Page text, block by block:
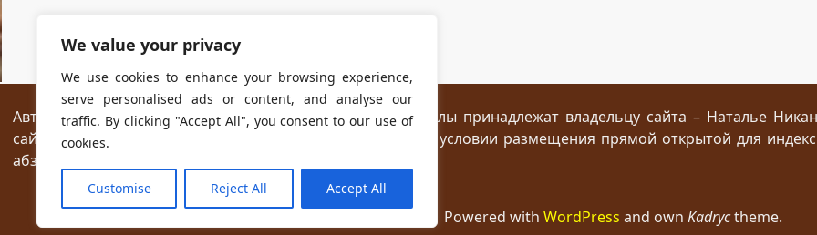
We value your privacy
We use cookies to enhance your browsing experience,
serve personalised ads or content, and analyse our
traffic. By clicking "Accept All", you consent to our use of
cookies.
Customise Reject All Accept All
Авторские права на все размещённые на сайте материалы принадлежат владельцу сайта – Наталье
сайтах разрешается без предварительного согласия при условии размещения прямой открытой для
абзаца текста.
Powered with WordPress and own Kadryctheme.